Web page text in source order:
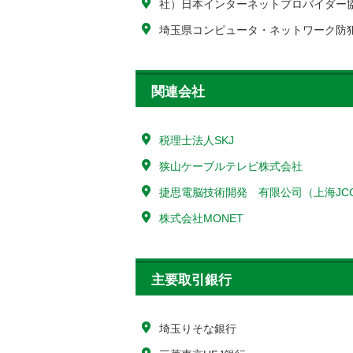
社）日本インターネットプロバイダー
埼玉県コンピュータ・ネットワーク防
関連会社
税理士法人SKJ
狭山ケーブルテレビ株式会社
捷思電脳技術開発 有限公司（上海JCC
株式会社MONET
主要取引銀行
埼玉りそな銀行